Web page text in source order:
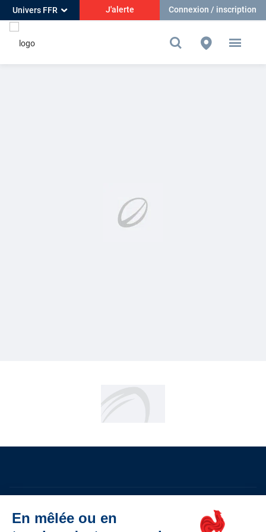
Univers FFR J'alerte Connexion / inscription